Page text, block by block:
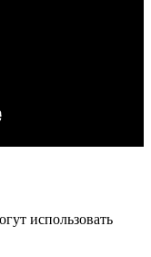
использовать